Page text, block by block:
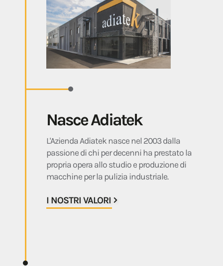
Nasce Adiatek
L'Azienda Adiatek nasce nel 2003 dalla
passione di chi per decenni ha prestato la
propria opera allo studio e produzione di
macchine per la pulizia industriale.
I NOSTRI VALORI